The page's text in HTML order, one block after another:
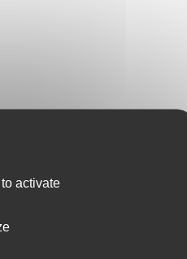
activate